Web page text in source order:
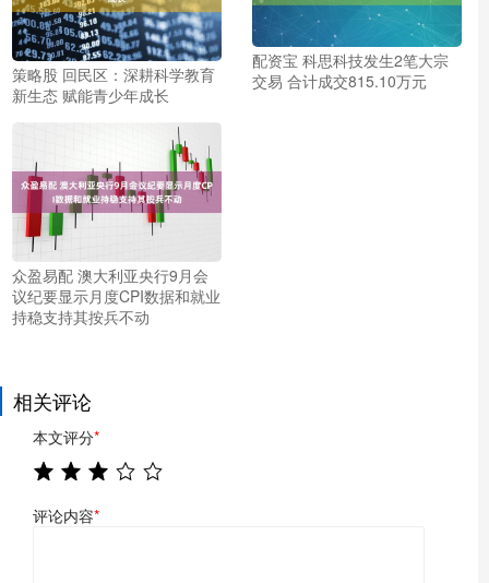
策略股 回民区：深耕科学教育
新生态 赋能青少年成长
配资宝 科思科技发生2笔大宗
交易 合计成交815.10万元
众盈易配 澳大利亚央行9月会
议纪要显示月度CPI数据和就业
持稳支持其按兵不动
相关评论
本文评分*
评论内容*